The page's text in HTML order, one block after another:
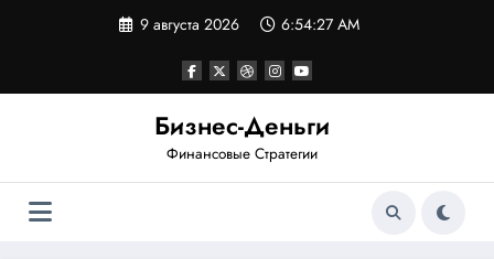
9 августа 2026 6:54:27 AM
Бизнес-Деньги
Финансовые Стратегии